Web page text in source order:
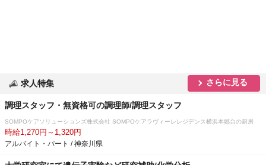
求人特集 さらに見る
調理スタッフ・無資格可の調理師/調理スタッフ
SOMPOケアソリューションズ株式会社 SOMPOケアラヴィーレレジデンス横浜本郷台の厨房
時給1,270円～1,320円
アルバイト・パート / 神奈川県